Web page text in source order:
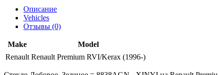
Описание
Vehicles
Отзывы (0)
Make
Model
Renault Renault Premium RVI/Kerax (1996-)